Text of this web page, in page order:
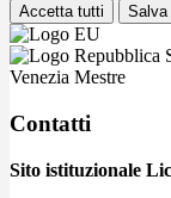
Accetta tutti Salva
Venezia Mestre
Contatti
Sito istituzionale